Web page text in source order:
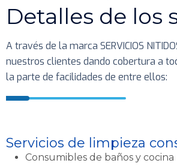
Detalles de los
A través de la marca SERVICIOS
nuestros clientes dando cobertura a
la parte de facilidades de entre ellos:
Servicios de limpieza
Consumibles de baños y